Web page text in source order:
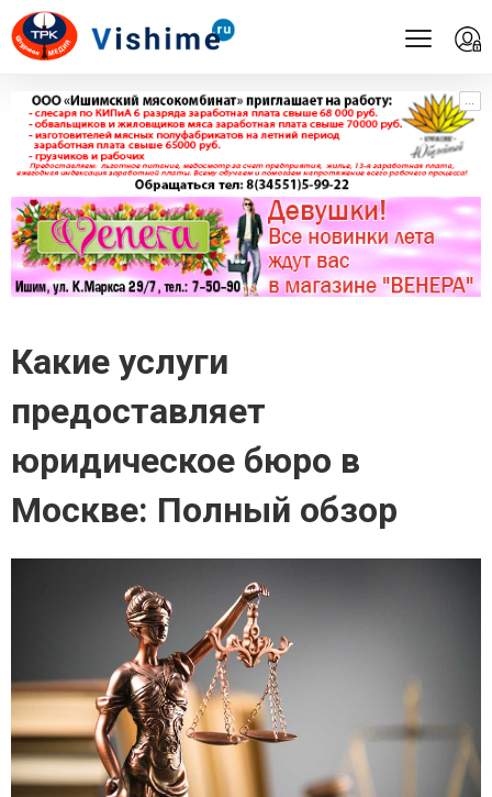
...
...
Какие услуги
предоставляет
юридическое бюро в
Москве: Полный обзор